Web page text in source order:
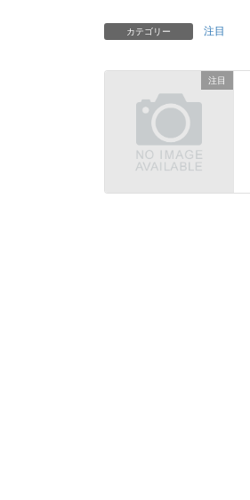
カテゴリー 注目
注目